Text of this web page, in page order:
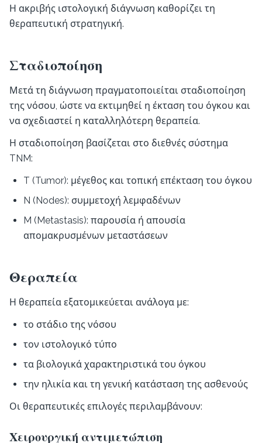
Η ακριβής ιστολογική διάγνωση καθορίζει τη
θεραπευτική στρατηγική.
Σταδιοποίηση
Μετά τη διάγνωση πραγματοποιείται σταδιοποίηση
της νόσου, ώστε να εκτιμηθεί η έκταση του όγκου και
να σχεδιαστεί η καταλληλότερη θεραπεία.
Η σταδιοποίηση βασίζεται στο διεθνές σύστημα
TNM:
T (Tumor): μέγεθος και τοπική επέκταση του όγκου
N (Nodes): συμμετοχή λεμφαδένων
M (Metastasis): παρουσία ή απουσία
απομακρυσμένων μεταστάσεων
Θεραπεία
Η θεραπεία εξατομικεύεται ανάλογα με:
το στάδιο της νόσου
τον ιστολογικό τύπο
τα βιολογικά χαρακτηριστικά του όγκου
την ηλικία και τη γενική κατάσταση της ασθενούς
Οι θεραπευτικές επιλογές περιλαμβάνουν:
Χειρουργική αντιμετώπιση